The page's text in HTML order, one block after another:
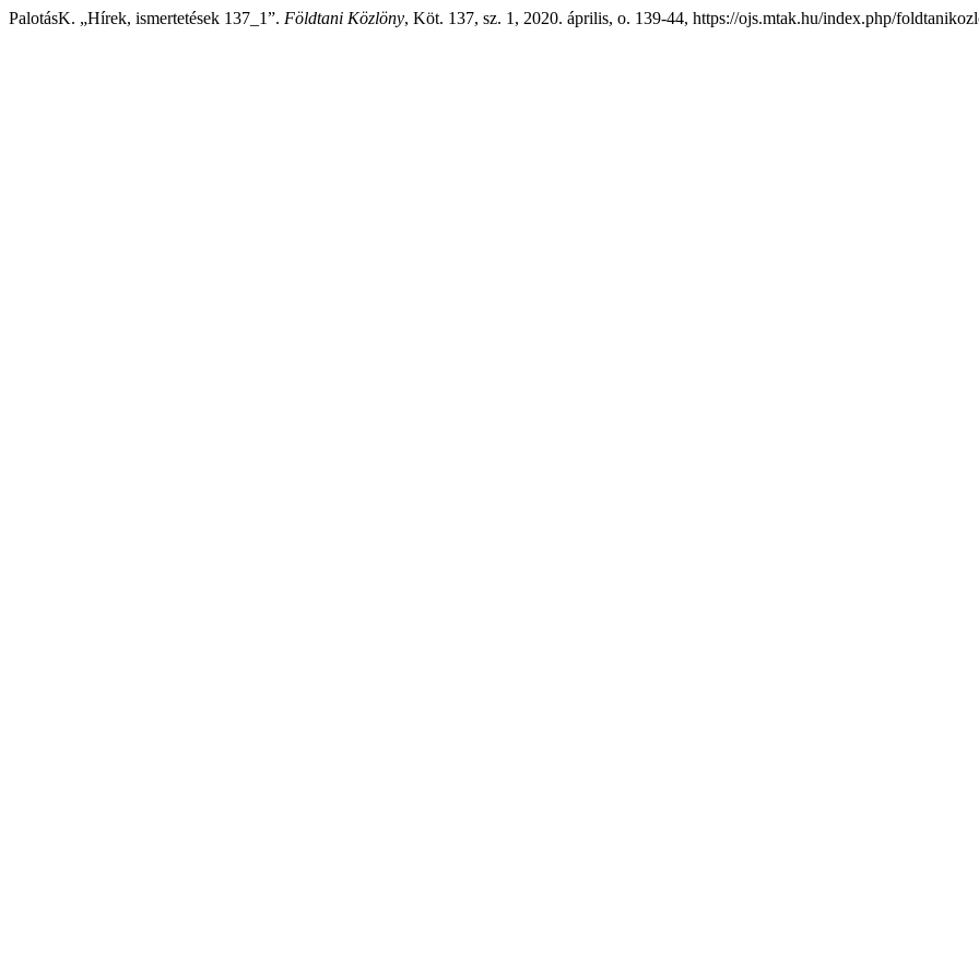
PalotásK. „Hírek, ismertetések 137_1”. Földtani Közlöny, Köt. 137, sz. 1, 2020. április, o. 139-44, https://ojs.mtak.hu/index.php/